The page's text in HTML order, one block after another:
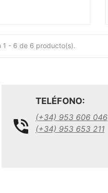
1 - 6 de 6 producto(s).
TELÉFONO:
(+34) 953 606 046
(+34) 953 653 211